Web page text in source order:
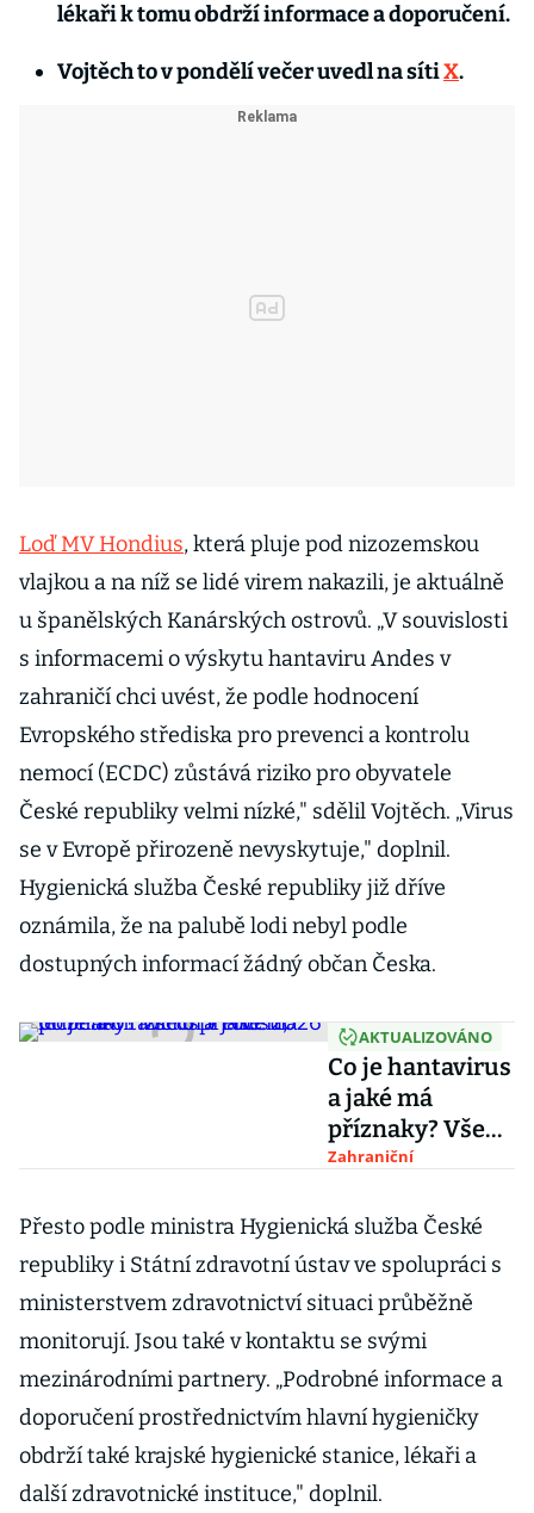
lékaři k tomu obdrží informace a doporučení.
Vojtěch to v pondělí večer uvedl na sítiX.
Loď MV Hondius, která pluje pod nizozemskou
vlajkou a na níž se lidé virem nakazili, je aktuálně
u španělských Kanárských ostrovů. „V souvislosti
s informacemi o výskytu hantaviru Andes v
zahraničí chci uvést, že podle hodnocení
Evropského střediska pro prevenci a kontrolu
nemocí (ECDC) zůstává riziko pro obyvatele
České republiky velmi nízké," sdělil Vojtěch. „Virus
se v Evropě přirozeně nevyskytuje," doplnil.
Hygienická služba České republiky již dříve
oznámila, že na palubě lodi nebyl podle
dostupných informací žádný občan Česka.
AKTUALIZOVÁNO
Co je hantavirus
a jaké má
příznaky? Vše
o přenosu, léčbě
v roce 2026
Zahraniční
Přesto podle ministra Hygienická služba České
republiky i Státní zdravotní ústav ve spolupráci s
ministerstvem zdravotnictví situaci průběžně
monitorují. Jsou také v kontaktu se svými
mezinárodními partnery. „Podrobné informace a
doporučení prostřednictvím hlavní hygieničky
obdrží také krajské hygienické stanice, lékaři a
další zdravotnické instituce," doplnil.